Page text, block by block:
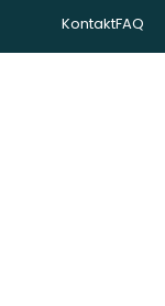
KontaktFAQ